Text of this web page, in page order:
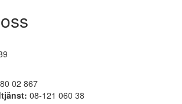
02 867
08-121 060 38